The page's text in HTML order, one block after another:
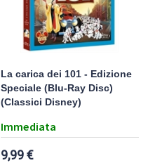
La carica dei 101 - Edizione
Speciale (Blu-Ray Disc)
(Classici Disney)
Immediata
9,99 €